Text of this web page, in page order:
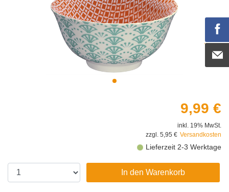
9,99 €
inkl. 19% MwSt.
zzgl. 5,95 € Versandkosten
Lieferzeit 2-3 Werktage
In den Warenkorb